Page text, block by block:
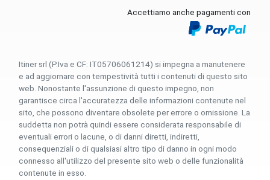
Accettiamo anche pagamenti con
Itiner srl (P.Iva e CF: IT05706061214) si impegna a manutenere
e ad aggiornare con tempestività tutti i contenuti di questo sito
web. Nonostante l'assunzione di questo impegno, non
garantisce circa l'accuratezza delle informazioni contenute nel
sito, che possono diventare obsolete per errore o omissione. La
suddetta non potrà quindi essere considerata responsabile di
eventuali errori o lacune, o di danni diretti, indiretti,
consequenziali o di qualsiasi altro tipo di danno in ogni modo
connesso all'utilizzo del presente sito web o delle funzionalità
contenute in esso.